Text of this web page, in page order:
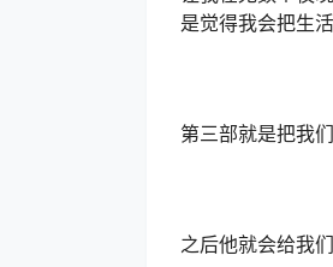
hello 树先生电影